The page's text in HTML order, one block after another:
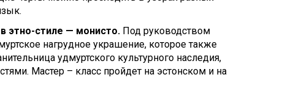
этно-стиле — монисто. Под руководством
нагрудное украшение, которое также
удмуртского культурного наследия,
Мастер – класс пройдет на эстонском и на